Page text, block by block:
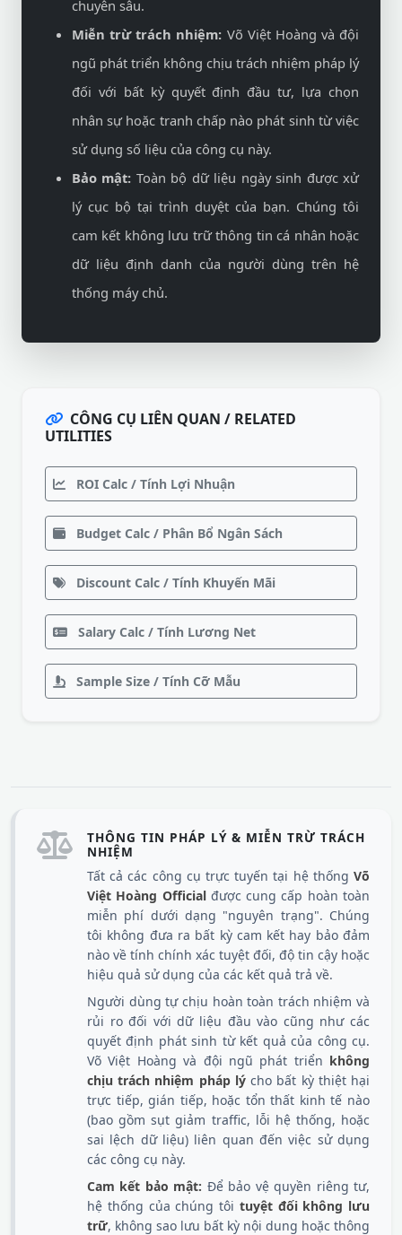
chuyên sâu.
Miễn trừ trách nhiệm: Võ Việt Hoàng và đội
ngũ phát triển không chịu trách nhiệm pháp lý
đối với bất kỳ quyết định đầu tư, lựa chọn
nhân sự hoặc tranh chấp nào phát sinh từ việc
sử dụng số liệu của công cụ này.
Bảo mật: Toàn bộ dữ liệu ngày sinh được xử
lý cục bộ tại trình duyệt của bạn. Chúng tôi
cam kết không lưu trữ thông tin cá nhân hoặc
dữ liệu định danh của người dùng trên hệ
thống máy chủ.
CÔNG CỤ LIÊN QUAN / RELATED
UTILITIES
ROI Calc / Tính Lợi Nhuận
Budget Calc / Phân Bổ Ngân Sách
Discount Calc / Tính Khuyến Mãi
Salary Calc / Tính Lương Net
Sample Size / Tính Cỡ Mẫu
THÔNG TIN PHÁP LÝ & MIỄN TRỪ TRÁCH
NHIỆM
Tất cả các công cụ trực tuyến tại hệ thống Võ
Việt Hoàng Officialđược cung cấp hoàn toàn
miễn phí dưới dạng "nguyên trạng". Chúng
tôi không đưa ra bất kỳ cam kết hay bảo đảm
nào về tính chính xác tuyệt đối, độ tin cậy hoặc
hiệu quả sử dụng của các kết quả trả về.
Người dùng tự chịu hoàn toàn trách nhiệm và
rủi ro đối với dữ liệu đầu vào cũng như các
quyết định phát sinh từ kết quả của công cụ.
Võ Việt Hoàng và đội ngũ phát triển không
chịu trách nhiệm pháp lýcho bất kỳ thiệt hại
trực tiếp, gián tiếp, hoặc tổn thất kinh tế nào
(bao gồm sụt giảm traffic, lỗi hệ thống, hoặc
sai lệch dữ liệu) liên quan đến việc sử dụng
các công cụ này.
Cam kết bảo mật: Để bảo vệ quyền riêng tư,
hệ thống của chúng tôi tuyệt đối không lưu
trữ, không sao lưu bất kỳ nội dung hoặc thông